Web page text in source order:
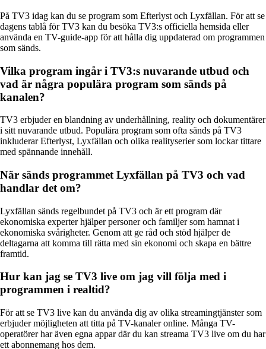
På TV3 idag kan du se program som Efterlyst och Lyxfällan. För att se
dagens tablå för TV3 kan du besöka TV3:s officiella hemsida eller
använda en TV-guide-app för att hålla dig uppdaterad om programmen
som sänds.
Vilka program ingår i TV3:s nuvarande utbud och
vad är några populära program som sänds på
kanalen?
TV3 erbjuder en blandning av underhållning, reality och dokumentärer
i sitt nuvarande utbud. Populära program som ofta sänds på TV3
inkluderar Efterlyst, Lyxfällan och olika realityserier som lockar tittare
med spännande innehåll.
När sänds programmet Lyxfällan på TV3 och vad
handlar det om?
Lyxfällan sänds regelbundet på TV3 och är ett program där
ekonomiska experter hjälper personer och familjer som hamnat i
ekonomiska svårigheter. Genom att ge råd och stöd hjälper de
deltagarna att komma till rätta med sin ekonomi och skapa en bättre
framtid.
Hur kan jag se TV3 live om jag vill följa med i
programmen i realtid?
För att se TV3 live kan du använda dig av olika streamingtjänster som
erbjuder möjligheten att titta på TV-kanaler online. Många TV-
operatörer har även egna appar där du kan streama TV3 live om du har
ett abonnemang hos dem.